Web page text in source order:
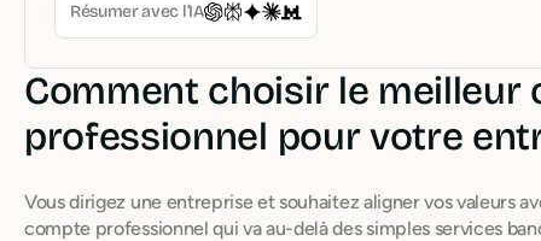
Résumer avec l’IA
Comment choisir le meilleur
professionnel pour votre
Vous dirigez une entreprise et souhaitez aligner vos valeurs
compte professionnel qui va au-delà des simples services